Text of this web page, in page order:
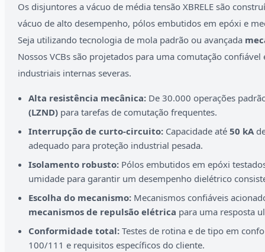
Os disjuntores a vácuo de média tensão XBRELE são
vácuo de alto desempenho, pólos embutidos em epóxi e
Seja utilizando tecnologia de mola padrão ou avançada
Nossos VCBs são projetados para uma comutação
industriais internas severas.
Alta resistência mecânica: De 30.000 operações
(LZND) para tarefas de comutação frequentes.
Interrupção de curto-circuito: Capacidade até50 kA
adequado para proteção industrial pesada.
Isolamento robusto: Pólos embutidos em epóxi
umidade para garantir um desempenho dielétrico
Escolha do mecanismo: Mecanismos confiáveis
mecanismos de repulsão elétrica para uma resposta
Conformidade total: Testes de rotina e de tipo em
100/111 e requisitos específicos do cliente.